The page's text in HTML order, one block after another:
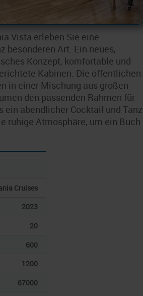
Vista erleben Sie eine
besonderen Art. Ein neues,
Konzept, komfortable und
Kabinen. Die öffentlichen
in einer Mischung aus großen
den passenden Rahmen für
ein abendlicher Cocktail und Tanz
ruhige Atmosphäre, um ein Buch
Cruises
2023
20
600
1200
67000